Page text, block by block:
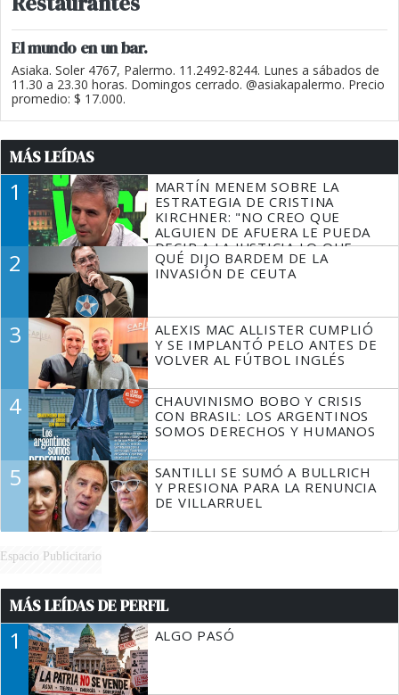
El mundo en un bar.
Asiaka. Soler 4767, Palermo. 11.2492-8244. Lunes a sábados de
11.30 a 23.30 horas. Domingos cerrado. @asiakapalermo. Precio
promedio: $ 17.000.
MÁS LEÍDAS
1
MARTÍN MENEM SOBRE LA
ESTRATEGIA DE CRISTINA
KIRCHNER: "NO CREO QUE
ALGUIEN DE AFUERA LE PUEDA
DECIR A LA JUSTICIA LO QUE
TIENE QUE HACER"
2
QUÉ DIJO BARDEM DE LA
INVASIÓN DE CEUTA
3
ALEXIS MAC ALLISTER CUMPLIÓ
Y SE IMPLANTÓ PELO ANTES DE
VOLVER AL FÚTBOL INGLÉS
4
CHAUVINISMO BOBO Y CRISIS
CON BRASIL: LOS ARGENTINOS
SOMOS DERECHOS Y HUMANOS
5
SANTILLI SE SUMÓ A BULLRICH
Y PRESIONA PARA LA RENUNCIA
DE VILLARRUEL
Espacio Publicitario
MÁS LEÍDAS DE PERFIL
1 ALGO PASÓ